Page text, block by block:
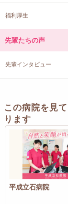
福利厚生
先輩たちの声
先輩インタビュー
この病院を見
ります
平成立石病院